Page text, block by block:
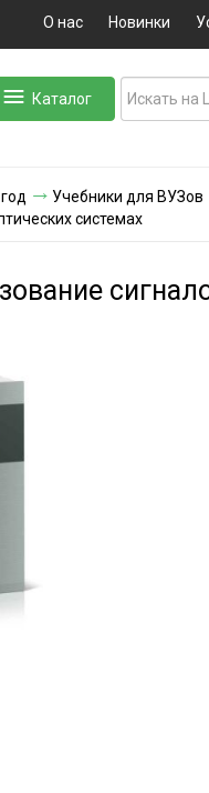
О нас Новинки
Каталог
Учебники для ВУЗов
системах